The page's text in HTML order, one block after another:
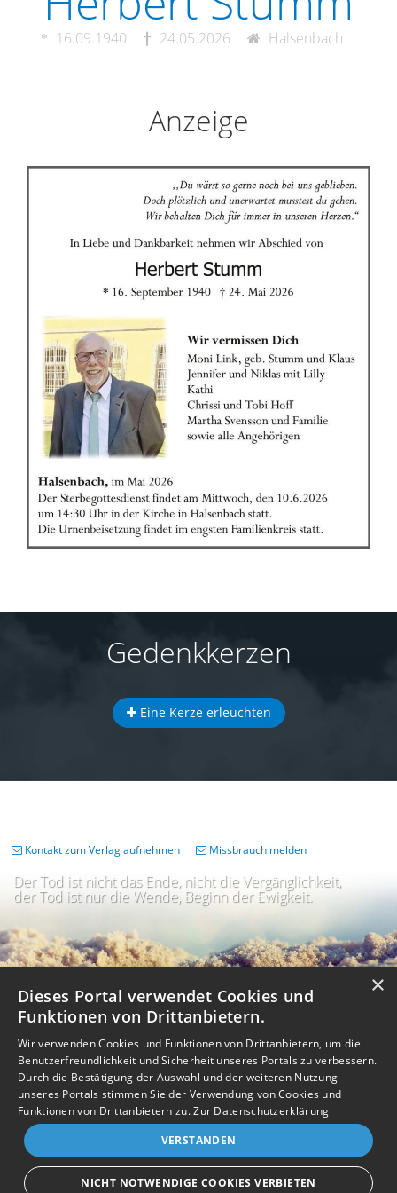
16.09.1940 24.05.2026 Halsenbach
Anzeige
Gedenkkerzen
Eine Kerze erleuchten
Der Tod ist nicht das Ende, nicht die Vergänglichkeit,
der Tod ist nur die Wende, Beginn der Ewigkeit.
Kontakt zum Verlag aufnehmen Missbrauch melden
Impressum Nutzungsbedingungen Datenschutz
AGB
Barrierefreiheit
Barriere melden
I
m
A
c
e
Accessibility-Modus aktivieren
I
K
n
Kontrastmodus aktivieren
eigenes Gedenkportal erstellen
×
Dieses Portal verwendet Cookies und
Funktionen von Drittanbietern.
Wir verwenden Cookies und Funktionen von Drittanbietern, um die
Benutzerfreundlichkeit und Sicherheit unseres Portals zu verbessern.
Durch die Bestätigung der Auswahl und der weiteren Nutzung
unseres Portals stimmen Sie der Verwendung von Cookies und
Funktionen von Drittanbietern zu.Zur Datenschutzerklärung
VERSTANDEN
NICHT NOTWENDIGE COOKIES VERBIETEN